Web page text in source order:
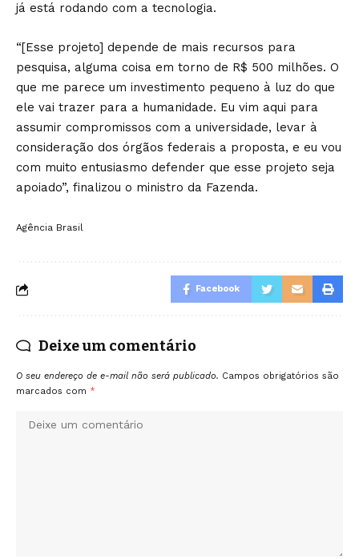
já está rodando com a tecnologia.
“[Esse projeto] depende de mais recursos para
pesquisa, alguma coisa em torno de R$ 500 milhões. O
que me parece um investimento pequeno à luz do que
ele vai trazer para a humanidade. Eu vim aqui para
assumir compromissos com a universidade, levar à
consideração dos órgãos federais a proposta, e eu vou
com muito entusiasmo defender que esse projeto seja
apoiado”, finalizou o ministro da Fazenda.
Agência Brasil
Facebook
Deixe um comentário
O seu endereço de e-mail não será publicado. Campos obrigatórios são
marcados com *